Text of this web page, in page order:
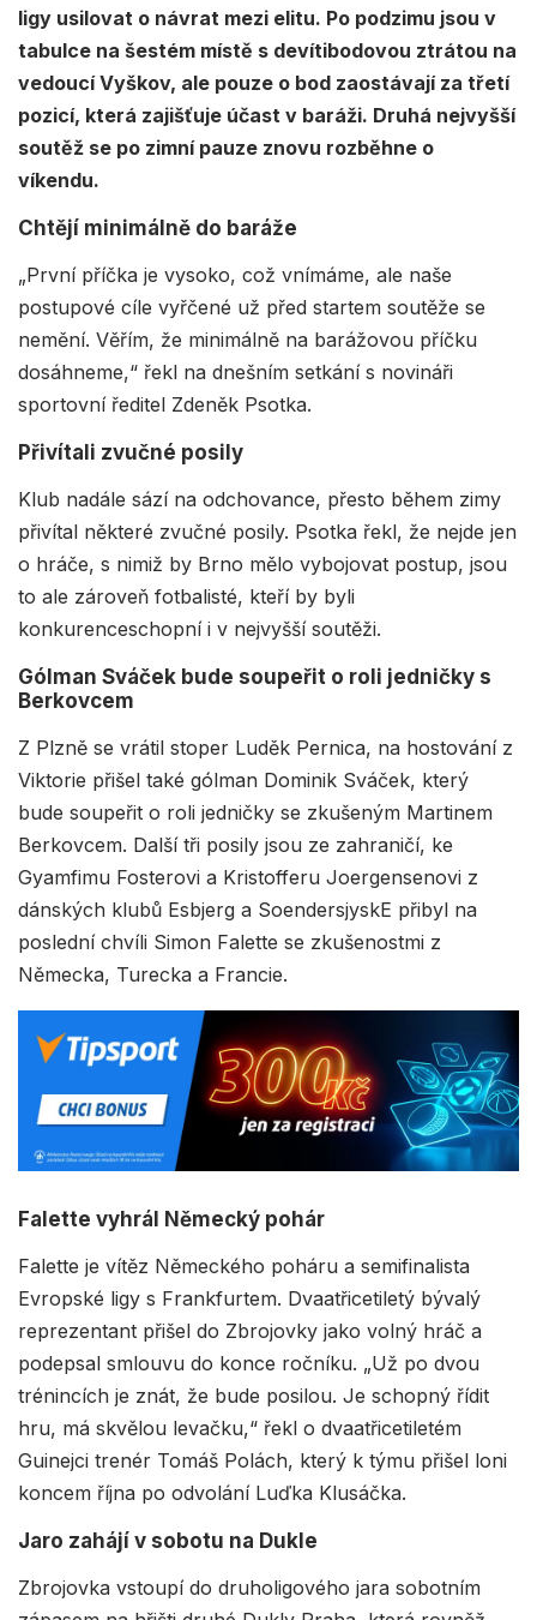
ligy usilovat o návrat mezi elitu. Po podzimu jsou v
tabulce na šestém místě s devítibodovou ztrátou na
vedoucí Vyškov, ale pouze o bod zaostávají za třetí
pozicí, která zajišťuje účast v baráži. Druhá nejvyšší
soutěž se po zimní pauze znovu rozběhne o
víkendu.
Chtějí minimálně do baráže
„První příčka je vysoko, což vnímáme, ale naše
postupové cíle vyřčené už před startem soutěže se
nemění. Věřím, že minimálně na barážovou příčku
dosáhneme,“ řekl na dnešním setkání s novináři
sportovní ředitel Zdeněk Psotka.
Přivítali zvučné posily
Klub nadále sází na odchovance, přesto během zimy
přivítal některé zvučné posily. Psotka řekl, že nejde jen
o hráče, s nimiž by Brno mělo vybojovat postup, jsou
to ale zároveň fotbalisté, kteří by byli
konkurenceschopní i v nejvyšší soutěži.
Gólman Sváček bude soupeřit o roli jedničky s
Berkovcem
Z Plzně se vrátil stoper Luděk Pernica, na hostování z
Viktorie přišel také gólman Dominik Sváček, který
bude soupeřit o roli jedničky se zkušeným Martinem
Berkovcem. Další tři posily jsou ze zahraničí, ke
Gyamfimu Fosterovi a Kristofferu Joergensenovi z
dánských klubů Esbjerg a SoendersjyskE přibyl na
poslední chvíli Simon Falette se zkušenostmi z
Německa, Turecka a Francie.
Falette vyhrál Německý pohár
Falette je vítěz Německého poháru a semifinalista
Evropské ligy s Frankfurtem. Dvaatřicetiletý bývalý
reprezentant přišel do Zbrojovky jako volný hráč a
podepsal smlouvu do konce ročníku. „Už po dvou
trénincích je znát, že bude posilou. Je schopný řídit
hru, má skvělou levačku,“ řekl o dvaatřicetiletém
Guinejci trenér Tomáš Polách, který k týmu přišel loni
koncem října po odvolání Luďka Klusáčka.
Jaro zahájí v sobotu na Dukle
Zbrojovka vstoupí do druholigového jara sobotním